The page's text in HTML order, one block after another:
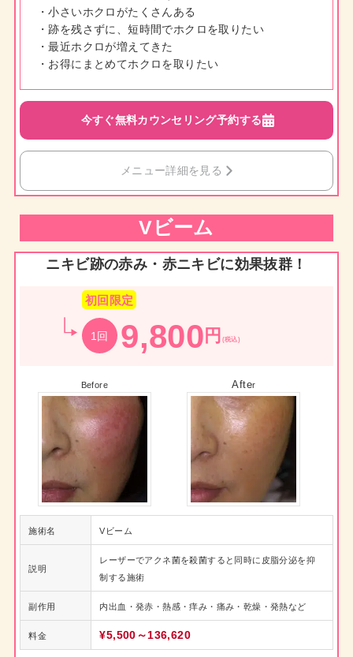
・小さいホクロがたくさんある
・跡を残さずに、短時間でホクロを取りたい
・最近ホクロが増えてきた
・お得にまとめてホクロを取りたい
今すぐ無料カウンセリング予約する
メニュー詳細を見る
Vビーム
ニキビ跡の赤み・赤ニキビに効果抜群！
初回限定
1回 9,800 円 (税込)
Before After
施術名 Vビーム
説明
レーザーでアクネ菌を殺菌すると同時に皮脂分泌を抑
制する施術
副作用 内出血・発赤・熱感・痒み・痛み・乾燥・発熱など
料金 ¥5,500～136,620